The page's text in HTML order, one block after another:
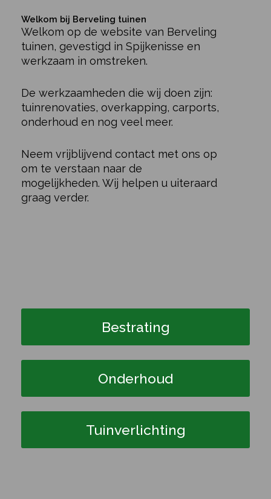
Welkom bij Berveling tuinen
Welkom op de website van Berveling
tuinen, gevestigd in Spijkenisse en
werkzaam in omstreken.
De werkzaamheden die wij doen zijn:
tuinrenovaties, overkapping, carports,
onderhoud en nog veel meer.
Neem vrijblijvend contact met ons op
om te verstaan naar de
mogelijkheden. Wij helpen u uiteraard
graag verder.
Bestrating
Onderhoud
Tuinverlichting